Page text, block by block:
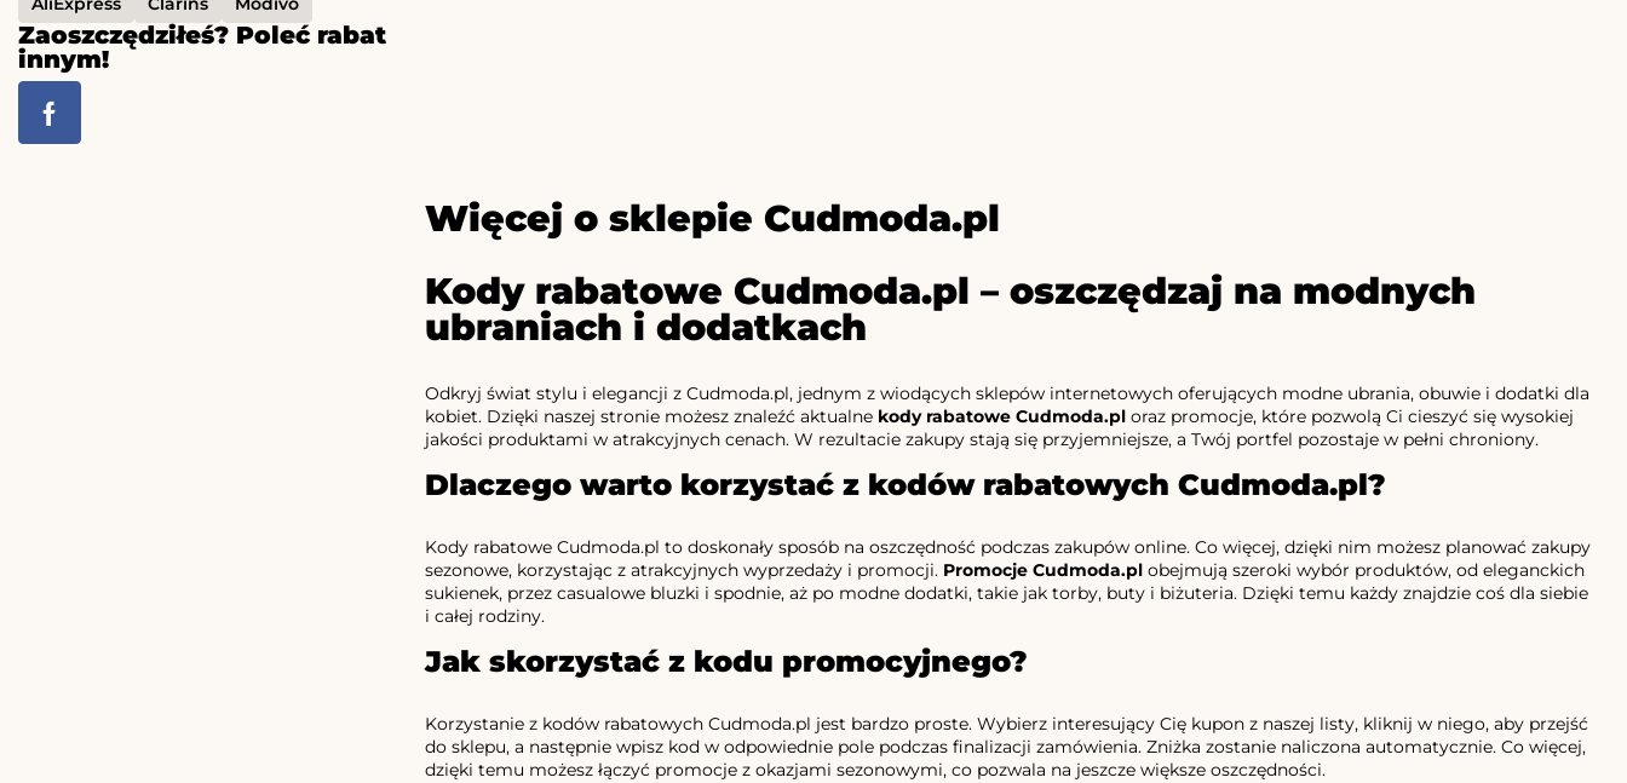
Zaoszczędziłeś? Poleć rabat
innym!
Więcej o sklepie Cudmoda.pl
Kody rabatowe Cudmoda.pl – oszczędzaj na modnych
ubraniach i dodatkach
Odkryj świat stylu i elegancji z Cudmoda.pl, jednym z wiodących sklepów internetowych oferujących modne ubrania, obuwie i dodatki dla
kobiet. Dzięki naszej stronie możesz znaleźć aktualne kody rabatowe Cudmoda.pl oraz promocje, które pozwolą Ci cieszyć się wysokiej
jakości produktami w atrakcyjnych cenach. W rezultacie zakupy stają się przyjemniejsze, a Twój portfel pozostaje w pełni chroniony.
Dlaczego warto korzystać z kodów rabatowych Cudmoda.pl?
Kody rabatowe Cudmoda.pl to doskonały sposób na oszczędność podczas zakupów online. Co więcej, dzięki nim możesz planować zakupy
sezonowe, korzystając z atrakcyjnych wyprzedaży i promocji. Promocje Cudmoda.pl obejmują szeroki wybór produktów, od eleganckich
sukienek, przez casualowe bluzki i spodnie, aż po modne dodatki, takie jak torby, buty i biżuteria. Dzięki temu każdy znajdzie coś dla siebie
i całej rodziny.
Jak skorzystać z kodu promocyjnego?
Korzystanie z kodów rabatowych Cudmoda.pl jest bardzo proste. Wybierz interesujący Cię kupon z naszej listy, kliknij w niego, aby przejść
do sklepu, a następnie wpisz kod w odpowiednie pole podczas finalizacji zamówienia. Zniżka zostanie naliczona automatycznie. Co więcej,
dzięki temu możesz łączyć promocje z okazjami sezonowymi, co pozwala na jeszcze większe oszczędności.